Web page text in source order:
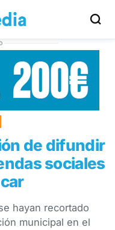
de difundir
sociales
hayan recortado
municipal en el